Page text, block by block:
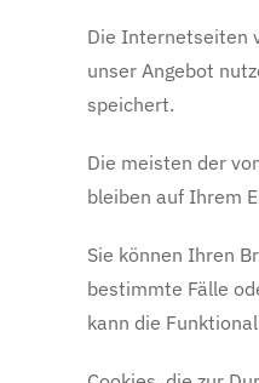
Die Internetseiten
unser Angebot
speichert.
Die meisten der
bleiben auf Ihrem
Sie können Ihren
bestimmte Fälle
kann die